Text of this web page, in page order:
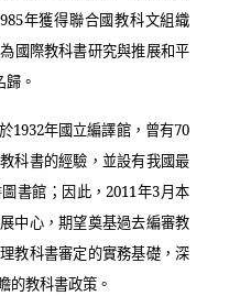
年獲得聯合國教科文組織
國際教科書研究與推展和平
。
1932年國立編譯館，曾有70
科書的經驗，並設有我國最
書館；因此，2011年3月本
中心，期望奠基過去編審教
教科書審定的實務基礎，深
的教科書政策。